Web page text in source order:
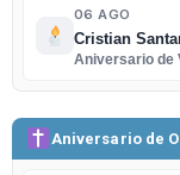
06 AGO
Cristian
Aniversario de
Aniversario de